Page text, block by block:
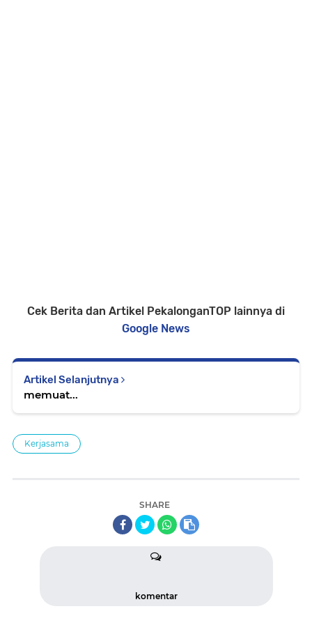
Cek Berita dan Artikel PekalonganTOP lainnya di
Google News
Artikel Selanjutnya
memuat...
Kerjasama
SHARE
komentar